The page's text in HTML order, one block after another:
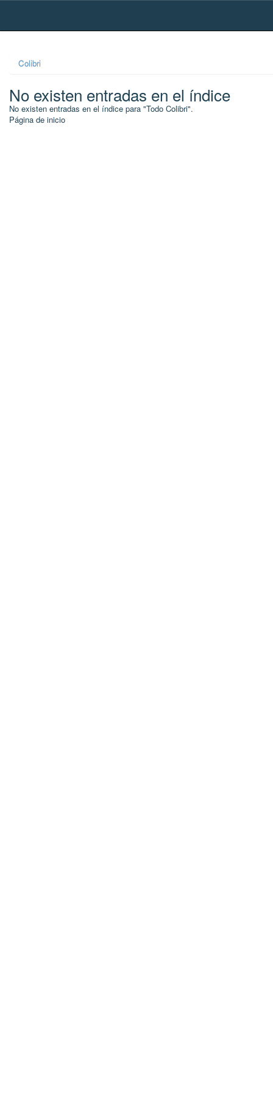
Skip
Colibri
No existen entradas en el índice
No existen entradas en el índice para "Todo Colibri".
Página de inicio